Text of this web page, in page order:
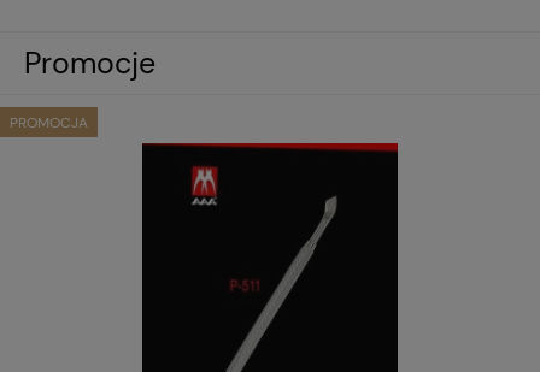
Promocje
PROMOCJA